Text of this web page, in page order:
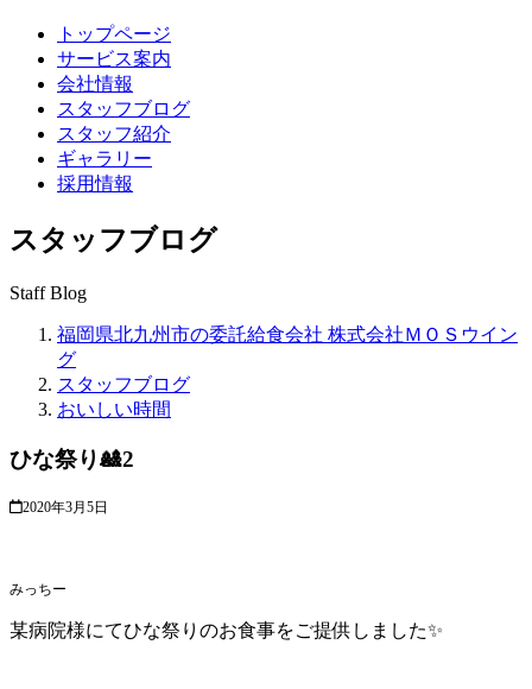
トップページ
サービス案内
会社情報
スタッフブログ
スタッフ紹介
ギャラリー
採用情報
スタッフブログ
Staff Blog
福岡県北九州市の委託給食会社 株式会社ＭＯＳウイン
グ
スタッフブログ
おいしい時間
ひな祭り🎎2
2020年3月5日
みっちー
某病院様にてひな祭りのお食事をご提供しました✨